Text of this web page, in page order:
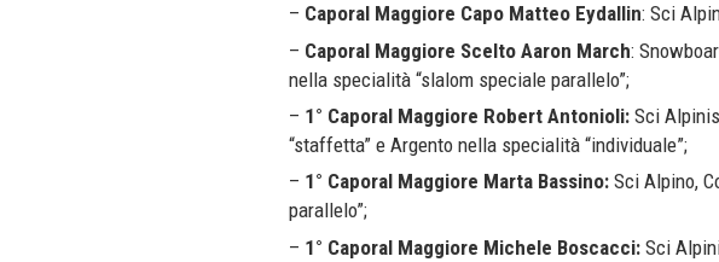
– Caporal Maggiore Capo Matteo Eydallin: Sci
– Caporal Maggiore Scelto Aaron March:
nella specialità “slalom speciale parallelo”;
– 1° Caporal Maggiore Robert Antonioli: Sci
“staffetta” e Argento nella specialità “individuale”;
– 1° Caporal Maggiore Marta Bassino: Sci Alpino,
parallelo”;
– 1° Caporal Maggiore Michele Boscacci: Sci